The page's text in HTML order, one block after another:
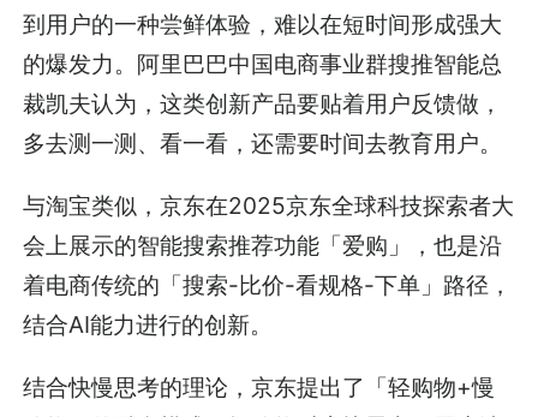
到用户的一种尝鲜体验，难以在短时间形成强大
的爆发力。阿里巴巴中国电商事业群搜推智能总
裁凯夫认为，这类创新产品要贴着用户反馈做，
多去测一测、看一看，还需要时间去教育用户。
与淘宝类似，京东在2025京东全球科技探索者大
会上展示的智能搜索推荐功能「爱购」，也是沿
着电商传统的「搜索-比价-看规格-下单」路径，
结合AI能力进行的创新。
结合快慢思考的理论，京东提出了「轻购物+慢